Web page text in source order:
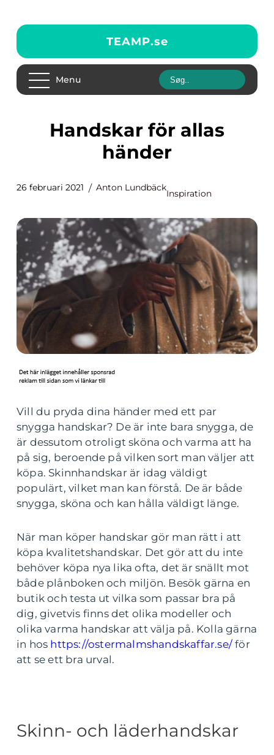
TEAMP.se
Menu
Handskar för allas
händer
26 februari 2021 Anton Lundbäck
Inspiration
Vill du pryda dina händer med ett par
snygga handskar? De är inte bara snygga, de
är dessutom otroligt sköna och varma att ha
på sig, beroende på vilken sort man väljer att
köpa. Skinnhandskar är idag väldigt
populärt, vilket man kan förstå. De är både
snygga, sköna och kan hålla väldigt länge.
När man köper handskar gör man rätt i att
köpa kvalitetshandskar. Det gör att du inte
behöver köpa nya lika ofta, det är snällt mot
både plånboken och miljön. Besök gärna en
butik och testa ut vilka som passar bra på
dig, givetvis finns det olika modeller och
olika varma handskar att välja på. Kolla gärna
in hos https://ostermalmshandskaffar.se/ för
att se ett bra urval.
Skinn- och läderhandskar